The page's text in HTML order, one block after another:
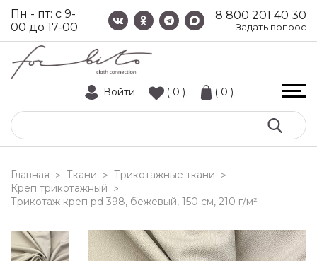
8 800 201 40 30
Задать вопрос
Пн - пт: с 9-
00 до 17-00
Войти ( 0 ) ( 0 )
Главная > Ткани > Трикотажные ткани >
Креп трикотажный >
трикотаж креп pd 398, бежевый, 150 см, 210 г/м²